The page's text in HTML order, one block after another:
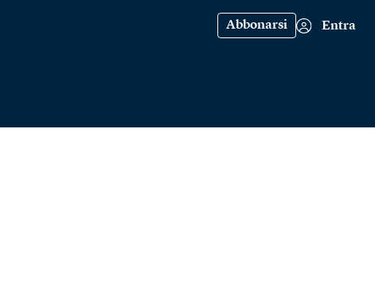
Abbonarsi Entra